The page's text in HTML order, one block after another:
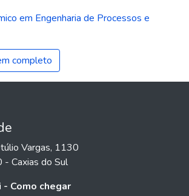
em Engenharia de Processos e
completo
Vargas, 1130
Caxias do Sul
Como chegar